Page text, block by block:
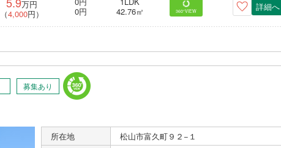
万円
（4,000円）
0円
42.76㎡
360°VIEW 詳細へ
募集あり
所在地 松山市富久町９２−１